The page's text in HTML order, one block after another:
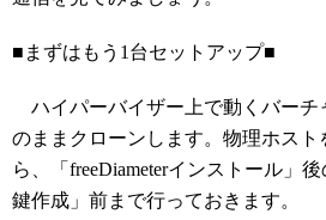
■まずはもう1台セットアップ■
ハイパーバイザー上で動くバーチ
のままクローンします。物理ホスト
ら、「freeDiameterインストール」
鍵作成」前まで行っておきます。